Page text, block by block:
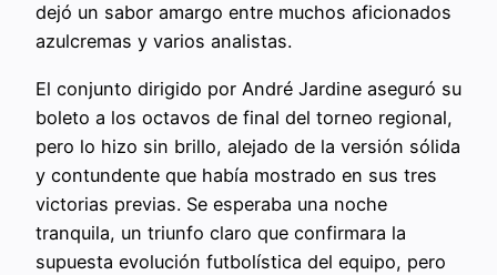
dejó un sabor amargo entre muchos aficionados
azulcremas y varios analistas.
El conjunto dirigido por André Jardine aseguró su
boleto a los octavos de final del torneo regional,
pero lo hizo sin brillo, alejado de la versión sólida
y contundente que había mostrado en sus tres
victorias previas. Se esperaba una noche
tranquila, un triunfo claro que confirmara la
supuesta evolución futbolística del equipo, pero